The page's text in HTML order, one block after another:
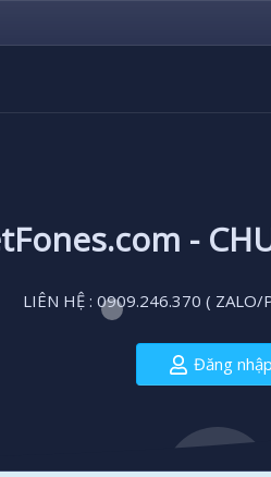
-
LIÊN HỆ : 0909.246.370 (
Đăng nhập